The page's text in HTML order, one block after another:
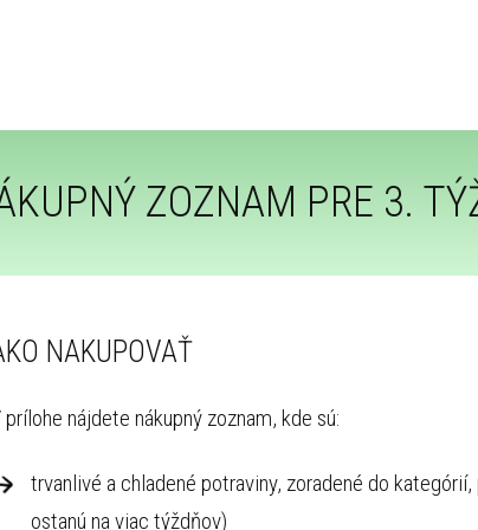
ZOZNAM PRE 3.
NAKUPOVAŤ
prílohe nájdete nákupný zoznam, kde sú:
trvanlivé a chladené potraviny, zoradené do
ostanú na viac týždňov)